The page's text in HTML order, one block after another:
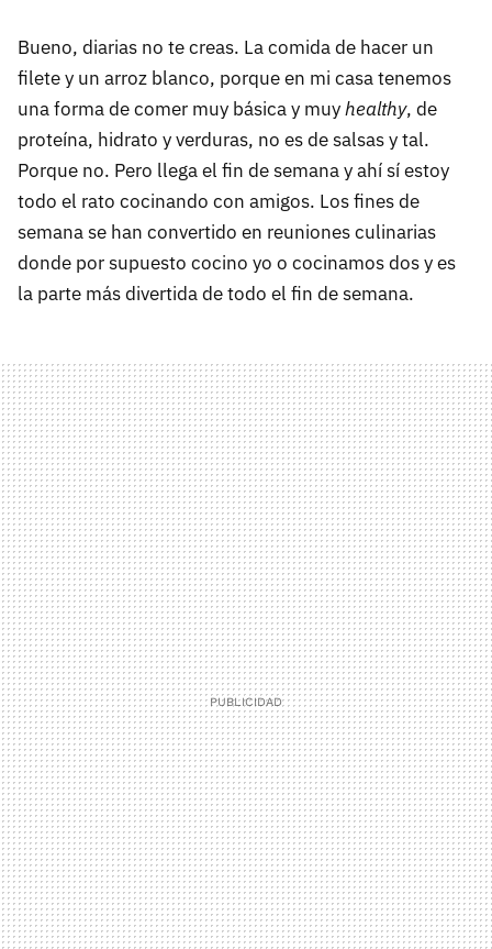
Bueno, diarias no te creas. La comida de hacer un
filete y un arroz blanco, porque en mi casa tenemos
una forma de comer muy básica y muyhealthy, de
proteína, hidrato y verduras, no es de salsas y tal.
Porque no. Pero llega el fin de semana y ahí sí estoy
todo el rato cocinando con amigos. Los fines de
semana se han convertido en reuniones culinarias
donde por supuesto cocino yo o cocinamos dos y es
la parte más divertida de todo el fin de semana.